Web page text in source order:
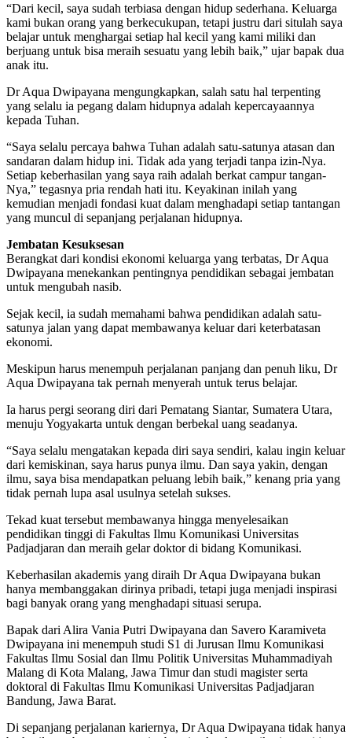
“Dari kecil, saya sudah terbiasa dengan hidup sederhana. Keluarga
kami bukan orang yang berkecukupan, tetapi justru dari situlah saya
belajar untuk menghargai setiap hal kecil yang kami miliki dan
berjuang untuk bisa meraih sesuatu yang lebih baik,” ujar bapak dua
anak itu.
Dr Aqua Dwipayana mengungkapkan, salah satu hal terpenting
yang selalu ia pegang dalam hidupnya adalah kepercayaannya
kepada Tuhan.
“Saya selalu percaya bahwa Tuhan adalah satu-satunya atasan dan
sandaran dalam hidup ini. Tidak ada yang terjadi tanpa izin-Nya.
Setiap keberhasilan yang saya raih adalah berkat campur tangan-
Nya,” tegasnya pria rendah hati itu. Keyakinan inilah yang
kemudian menjadi fondasi kuat dalam menghadapi setiap tantangan
yang muncul di sepanjang perjalanan hidupnya.
Jembatan Kesuksesan
Berangkat dari kondisi ekonomi keluarga yang terbatas, Dr Aqua
Dwipayana menekankan pentingnya pendidikan sebagai jembatan
untuk mengubah nasib.
Sejak kecil, ia sudah memahami bahwa pendidikan adalah satu-
satunya jalan yang dapat membawanya keluar dari keterbatasan
ekonomi.
Meskipun harus menempuh perjalanan panjang dan penuh liku, Dr
Aqua Dwipayana tak pernah menyerah untuk terus belajar.
Ia harus pergi seorang diri dari Pematang Siantar, Sumatera Utara,
menuju Yogyakarta untuk dengan berbekal uang seadanya.
“Saya selalu mengatakan kepada diri saya sendiri, kalau ingin keluar
dari kemiskinan, saya harus punya ilmu. Dan saya yakin, dengan
ilmu, saya bisa mendapatkan peluang lebih baik,” kenang pria yang
tidak pernah lupa asal usulnya setelah sukses.
Tekad kuat tersebut membawanya hingga menyelesaikan
pendidikan tinggi di Fakultas Ilmu Komunikasi Universitas
Padjadjaran dan meraih gelar doktor di bidang Komunikasi.
Keberhasilan akademis yang diraih Dr Aqua Dwipayana bukan
hanya membanggakan dirinya pribadi, tetapi juga menjadi inspirasi
bagi banyak orang yang menghadapi situasi serupa.
Bapak dari Alira Vania Putri Dwipayana dan Savero Karamiveta
Dwipayana ini menempuh studi S1 di Jurusan Ilmu Komunikasi
Fakultas Ilmu Sosial dan Ilmu Politik Universitas Muhammadiyah
Malang di Kota Malang, Jawa Timur dan studi magister serta
doktoral di Fakultas Ilmu Komunikasi Universitas Padjadjaran
Bandung, Jawa Barat.
Di sepanjang perjalanan kariernya, Dr Aqua Dwipayana tidak hanya